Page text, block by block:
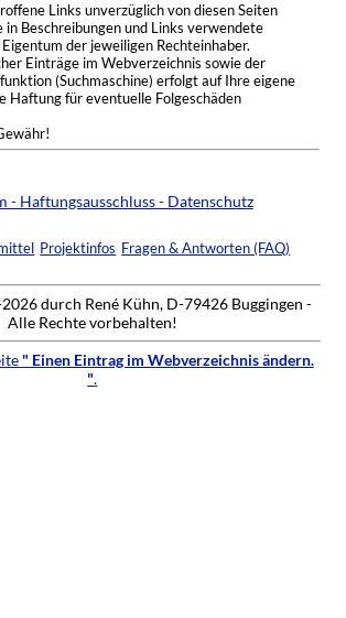
Links unverzüglich von diesen Seiten
in Beschreibungen und Links verwendete
der jeweiligen Rechteinhaber.
Einträge im Webverzeichnis sowie der
(Suchmaschine) erfolgt auf Ihre eigene
Haftung für eventuelle Folgeschäden
- Haftungsausschluss - Datenschutz
Projektinfos Fragen & Antworten (FAQ)
durch René Kühn, D-79426 Buggingen -
Alle Rechte vorbehalten!
" Einen Eintrag im Webverzeichnis ändern.
".